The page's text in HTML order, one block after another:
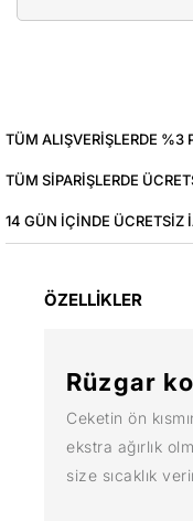
TÜM ALIŞVERIŞLERDE %3
TÜM SIPARIŞLERDE
14 GÜN IÇINDE ÜCRETSIZ
ÖZELLİKLER
Rüzgar
Ceketin ön
ekstra ağırlık
size sıcaklık